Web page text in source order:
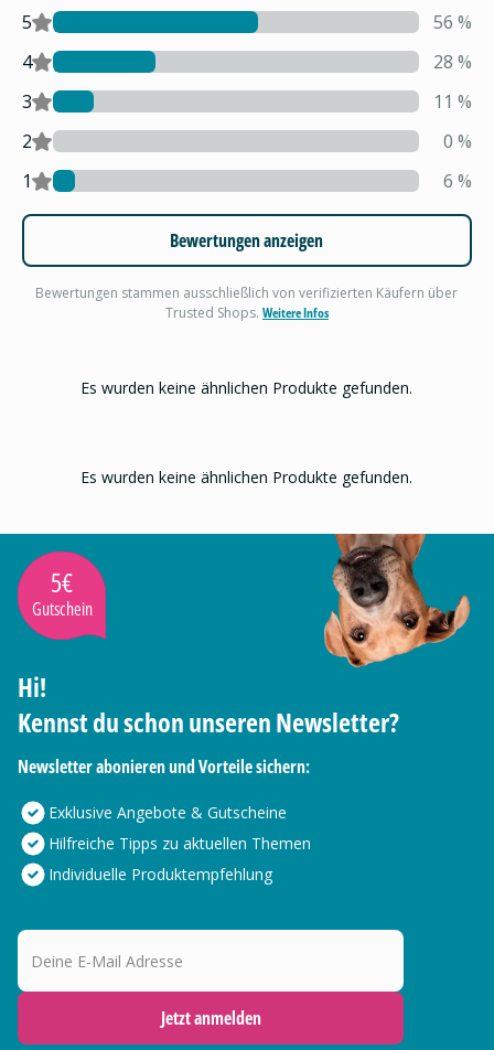
5 56 %
4
28 %
3
11 %
2
0 %
1
6 %
Bewertungen anzeigen
Bewertungen stammen ausschließlich von verifizierten Käufern über
Trusted Shops. Weitere Infos
Es wurden keine ähnlichen Produkte gefunden.
Es wurden keine ähnlichen Produkte gefunden.
5€
Gutschein
Hi!
Kennst du schon unseren Newsletter?
Newsletter abonieren und Vorteile sichern:
Exklusive Angebote & Gutscheine
Hilfreiche Tipps zu aktuellen Themen
Individuelle Produktempfehlung
Deine E-Mail Adresse
Jetzt anmelden